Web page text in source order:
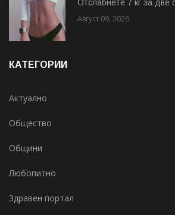
Отслабнете 7 кг за две
Август 09, 2026
КАТЕГОРИИ
Актуално
Общество
Общини
Любопитно
Здравен портал